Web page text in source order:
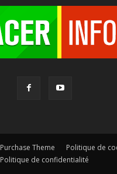
Purchase Theme
Politique de
Politique de confidentialité